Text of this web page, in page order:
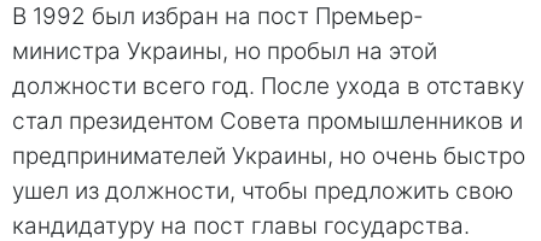
В 1992 был избран на пост Премьер-
министра Украины, но пробыл на этой
должности всего год. После ухода в отставку
стал президентом Совета промышленников и
предпринимателей Украины, но очень быстро
ушел из должности, чтобы предложить свою
кандидатуру на пост главы государства.